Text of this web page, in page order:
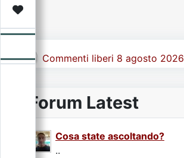
Commenti liberi 8 agosto 2026
Forum Latest
Cosa state ascoltando?
..